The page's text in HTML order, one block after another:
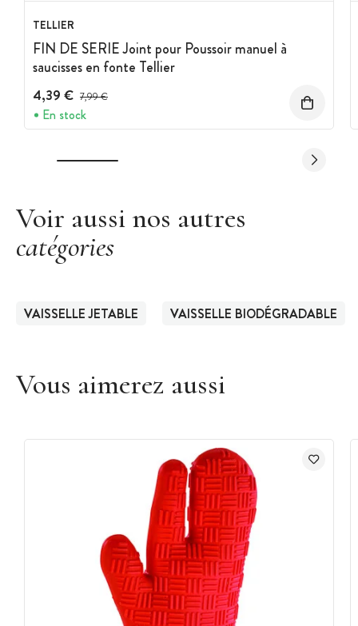
Lot de 50 assiettes
Résistent aux températures allant de -25°C à 220°C
Utilisable au micro-onde, au réfrigérateur et au congélateur
TELLIER
FIN DE SERIE Joint pour Poussoir manuel à
saucisses en fonte Tellier
4,39 € Prix avant réduction :
7,99 €
En stock
Voir aussi nos autres
catégories
VAISSELLE JETABLE VAISSELLE BIODÉGRADABLE
Vous aimerez aussi